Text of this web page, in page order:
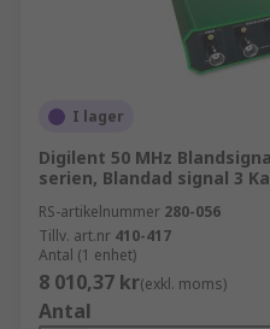
I lager
Digilent 50 MHz
serien, Blandad signal 3
RS-artikelnummer 280-056
Tillv. art.nr 410-417
Antal (1 enhet)
8 010,37 kr(exkl. moms)
Antal